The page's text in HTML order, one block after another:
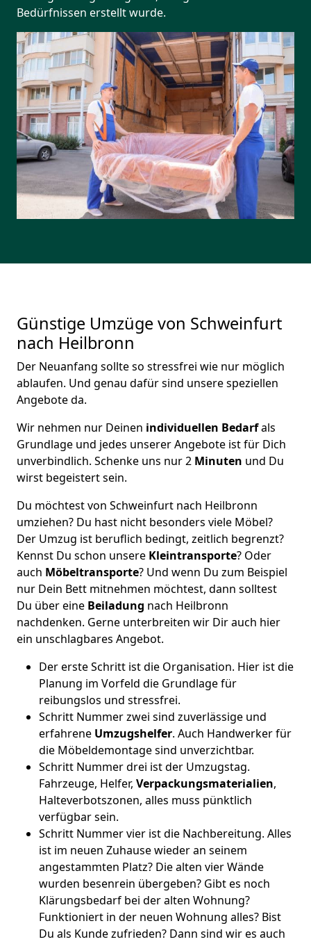
Bedürfnissen erstellt wurde.
Günstige Umzüge von Schweinfurt
nach Heilbronn
Der Neuanfang sollte so stressfrei wie nur möglich
ablaufen. Und genau dafür sind unsere speziellen
Angebote da.
Wir nehmen nur Deinen individuellen Bedarfals
Grundlage und jedes unserer Angebote ist für Dich
unverbindlich. Schenke uns nur 2 Minuten und Du
wirst begeistert sein.
Du möchtest von Schweinfurt nach Heilbronn
umziehen? Du hast nicht besonders viele Möbel?
Der Umzug ist beruflich bedingt, zeitlich begrenzt?
Kennst Du schon unsere Kleintransporte? Oder
auch Möbeltransporte? Und wenn Du zum Beispiel
nur Dein Bett mitnehmen möchtest, dann solltest
Du über eine Beiladung nach Heilbronn
nachdenken. Gerne unterbreiten wir Dir auch hier
ein unschlagbares Angebot.
Der erste Schritt ist die Organisation. Hier ist die
Planung im Vorfeld die Grundlage für
reibungslos und stressfrei.
Schritt Nummer zwei sind zuverlässige und
erfahrene Umzugshelfer. Auch Handwerker für
die Möbeldemontage sind unverzichtbar.
Schritt Nummer drei ist der Umzugstag.
Fahrzeuge, Helfer, Verpackungsmaterialien,
Halteverbotszonen, alles muss pünktlich
verfügbar sein.
Schritt Nummer vier ist die Nachbereitung. Alles
ist im neuen Zuhause wieder an seinem
angestammten Platz? Die alten vier Wände
wurden besenrein übergeben? Gibt es noch
Klärungsbedarf bei der alten Wohnung?
Funktioniert in der neuen Wohnung alles? Bist
Du als Kunde zufrieden? Dann sind wir es auch